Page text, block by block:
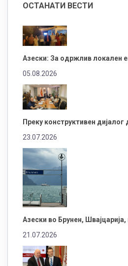
ОСТАНАТИ ВЕСТИ
Азески: За одржлив локален
05.08.2026
Преку конструктивен
23.07.2026
Азески во Брунен, Швајцарија,
21.07.2026